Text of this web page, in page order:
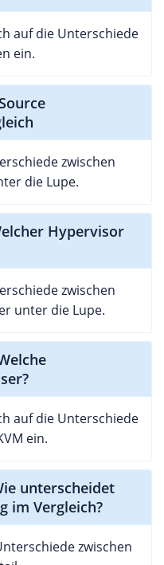
auf die Unterschiede
ein.
zwischen
die Lupe.
Hypervisor
zwischen
unter die Lupe.
auf die Unterschiede
ein.
unterscheidet
im Vergleich?
zwischen